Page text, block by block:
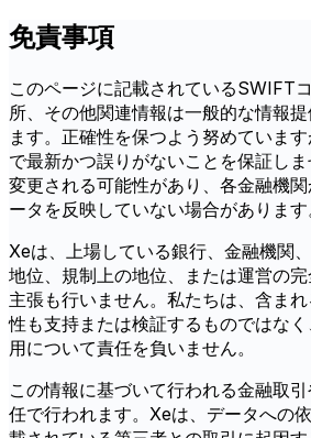
免責事項
このページに記載されているSWIFT
所、その他関連情報は一般的な情報
ます。正確性を保つよう努めていま
で最新かつ誤りがないことを保証し
変更される可能性があり、各金融機
ータを反映していない場合があります
Xeは、上場している銀行、金融機関
地位、規制上の地位、または運営の
主張も行いません。私たちは、含ま
性も支持または検証するものではな
用について責任を負いません。
この情報に基づいて行われる金融取
任で行われます。Xeは、データへの